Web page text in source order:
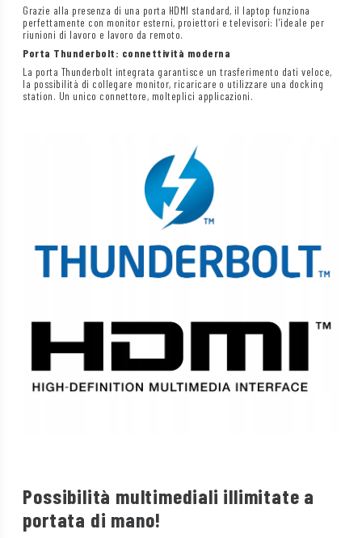
Grazie alla presenza di una porta HDMI standard, il laptop funziona
perfettamente con monitor esterni, proiettori e televisori: l’ideale per
riunioni di lavoro e lavoro da remoto.
Porta Thunderbolt: connettività moderna
La porta Thunderbolt integrata garantisce un trasferimento dati veloce,
la possibilità di collegare monitor, ricaricare o utilizzare una docking
station. Un unico connettore, molteplici applicazioni.
Possibilità multimediali illimitate a
portata di mano!